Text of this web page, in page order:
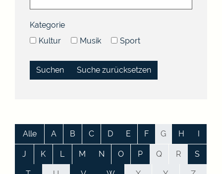
Kategorie
Kultur
Musik Sport
Suche zurücksetzen
Alle A B C D E F G H I
J K L M N O P Q R S